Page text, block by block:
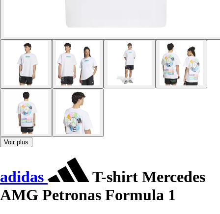
Voir plus
adidas
T-shirt Mercedes
AMG Petronas Formula 1